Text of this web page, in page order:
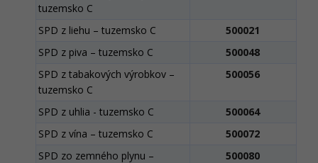
tuzemsko C
SPD z liehu – tuzemsko C
500021
SPD z piva – tuzemsko C
500048
SPD z tabakových výrobkov –
tuzemsko C
500056
SPD z uhlia - tuzemsko C
500064
SPD z vína – tuzemsko C
500072
SPD zo zemného plynu –
500080